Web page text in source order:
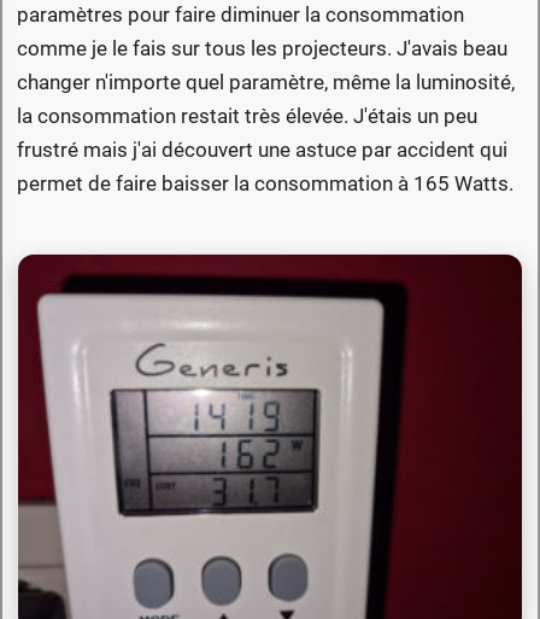
paramètres pour faire diminuer la consommation
comme je le fais sur tous les projecteurs. J'avais beau
changer n'importe quel paramètre, même la luminosité,
la consommation restait très élevée. J'étais un peu
frustré mais j'ai découvert une astuce par accident qui
permet de faire baisser la consommation à 165 Watts.